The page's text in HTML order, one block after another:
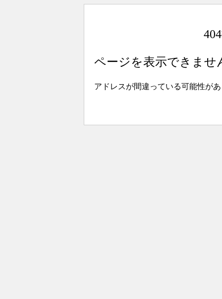
ページを表示できませ
アドレスが間違っている可能性が